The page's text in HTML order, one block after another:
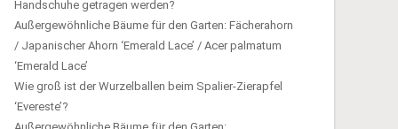
Handschuhe getragen werden?
Außergewöhnliche Bäume für den Garten: Fächerahorn
/ Japanischer Ahorn ‘Emerald Lace’ / Acer palmatum
‘Emerald Lace’
Wie groß ist der Wurzelballen beim Spalier-Zierapfel
‘Evereste’?